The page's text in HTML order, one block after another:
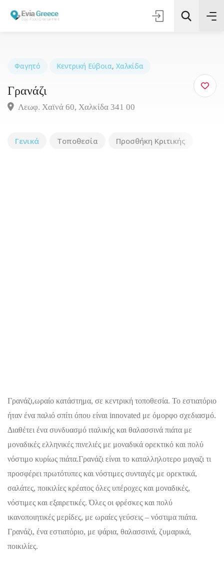
Τοποθεσία
Φαγητό Κεντρική Εύβοια, Χαλκίδα
Γρανάζι
Λεωφ. Χαϊνά 60, Χαλκίδα 341 00
Γενικά Τοποθεσία Προσθήκη Κριτικής
Γρανάζι,ωραίο κατάστημα, σε κεντρική τοποθεσία. Το εστιατόριο
ήταν ένα παλιό σπίτι όπου είναι innovated με όμορφο σχεδιασμό.
Διαθέτει ένα συνδυασμό ιταλικής και θαλασσινά πιάτα με
μοναδικές ελληνικές πινελιές με μοναδικά ορεκτικό και πολύ
νόστιμο κυρίως πιάτα.Γρανάζι είναι το καταλληλοτερο μαγαζι τι
προσφέρει πρωτότυπες και νόστιμες συνταγές με ορεκτικά,
σαλάτες, ποικιλίες κρέατος όλες υπέροχες και μοναδικές,
νόστιμες και εξαιρετικές. Όλες οι φρέσκες και πολύ
ικανοποιητικές μερίδες, με ωραίες γεύσεις – νόστιμα πιάτα.
Γρανάζι, ένα εστιατόριο, με ψάρια, θαλασσινά, ζυμαρικά,
ποικιλίες.